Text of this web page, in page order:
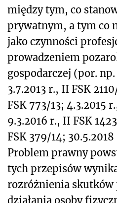
między tym, co
prywatnym, a tym co
jako czynności
prowadzeniem
gospodarczej (por.
3.7.2013 r., II FSK
FSK 773/13; 4.3.2015
9.3.2016 r., II FSK
FSK 379/14;
Problem prawny
tych przepisów
rozróżnienia skutków
działania osoby